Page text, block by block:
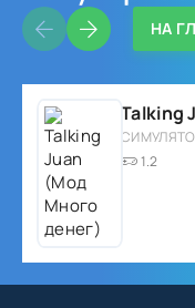
НА
Talking
1.2